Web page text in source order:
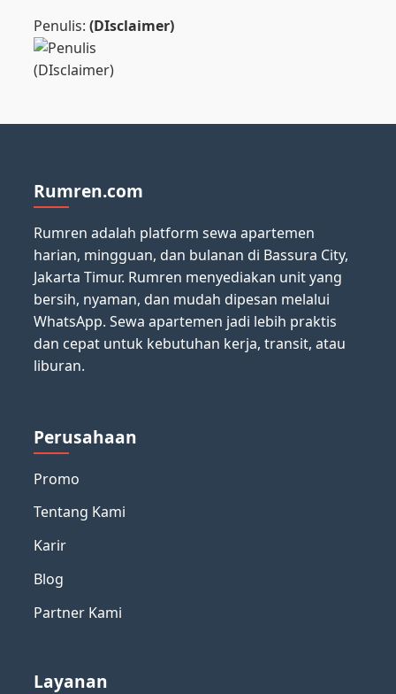
Penulis:(DIsclaimer)
Rumren.com
Rumren adalah platform sewa apartemen
harian, mingguan, dan bulanan di Bassura City,
Jakarta Timur. Rumren menyediakan unit yang
bersih, nyaman, dan mudah dipesan melalui
WhatsApp. Sewa apartemen jadi lebih praktis
dan cepat untuk kebutuhan kerja, transit, atau
liburan.
Perusahaan
Promo
Tentang Kami
Karir
Blog
Partner Kami
Layanan